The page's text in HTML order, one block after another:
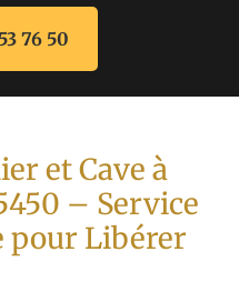
76 50
et Cave à
– Service
pour Libérer